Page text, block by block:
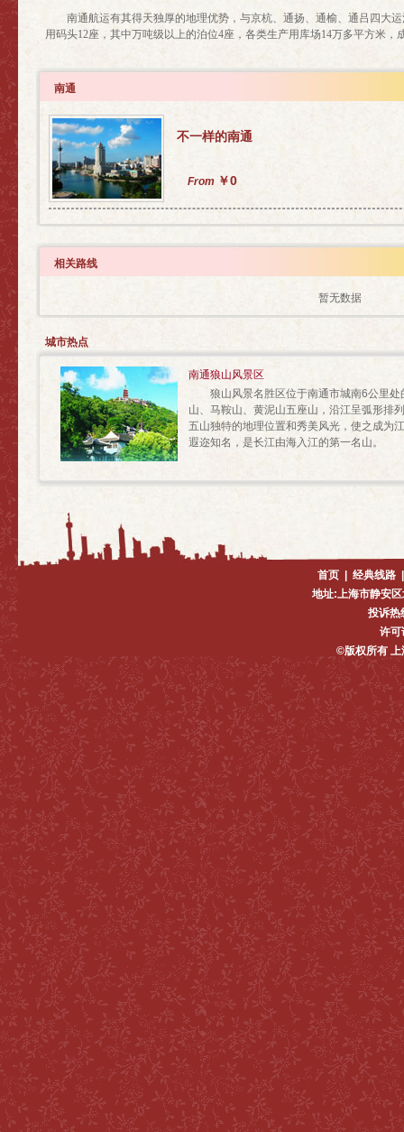
南通航运有其得天独厚的地理优势，与京杭、通扬、通榆、通吕四大运
用码头12座，其中万吨级以上的泊位4座，各类生产用库场14万多平方米
南通
不一样的南通
From ￥0
相关路线
暂无数据
城市热点
南通狼山风景区
狼山风景名胜区位于南通市城南6公里处
山、马鞍山、黄泥山五座山，沿江呈弧形排
五山独特的地理位置和秀美风光，使之成为
遐迩知名，是长江由海入江的第一名山。
首页 经典线路
地址:上海市静安
投诉热
许
©版权所有 上